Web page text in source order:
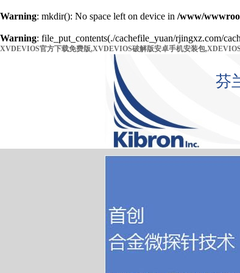
Warning: mkdir(): No space left on device in /www/
Warning: file_put_contents(./cachefile_yuan/rjingxz.com/
XVDEVIOS官方下载免费版,XVDEVIOS破解版安卓手机安装包
芬
首